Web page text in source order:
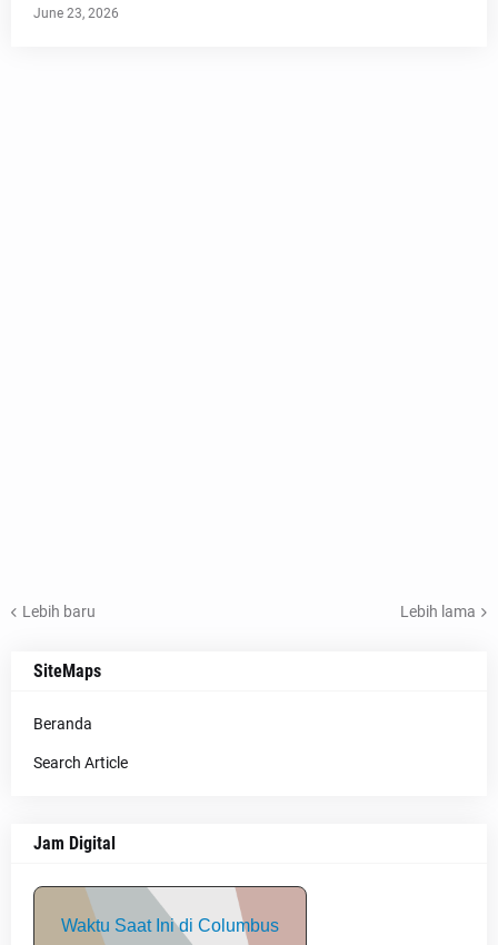
June 23, 2026
Lebih baru Lebih lama
SiteMaps
Beranda
Search Article
Jam Digital
Waktu Saat Ini di Columbus